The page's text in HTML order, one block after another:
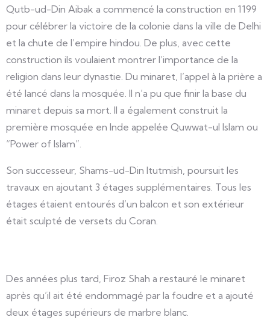
Qutb-ud-Din Aibak a commencé la construction en 1199
pour célébrer la victoire de la colonie dans la ville de Delhi
et la chute de l’empire hindou. De plus, avec cette
construction ils voulaient montrer l’importance de la
religion dans leur dynastie. Du minaret, l’appel à la prière a
été lancé dans la mosquée. Il n’a pu que finir la base du
minaret depuis sa mort. Il a également construit la
première mosquée en Inde appelée Quwwat-ul Islam ou
“Power of Islam”.
Son successeur, Shams-ud-Din Itutmish, poursuit les
travaux en ajoutant 3 étages supplémentaires. Tous les
étages étaient entourés d’un balcon et son extérieur
était sculpté de versets du Coran.
Des années plus tard, Firoz Shah a restauré le minaret
après qu’il ait été endommagé par la foudre et a ajouté
deux étages supérieurs de marbre blanc.